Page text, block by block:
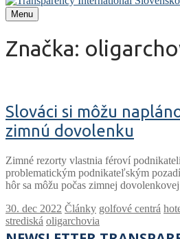
Menu
Značka:
Slováci si môžu
zimnú dovolenku
Zimné rezorty vlastnia féroví
problematickým podnikateľským
hôr sa môžu počas zimnej
Články golfové centrá
strediská oligarchovia